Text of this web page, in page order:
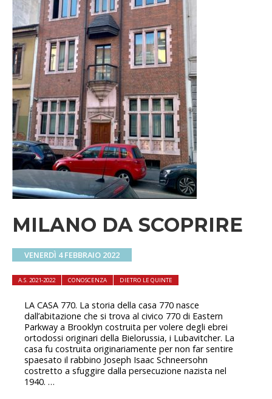
MILANO DA SCOPRIRE
VENERDÌ 4 FEBBRAIO 2022
A.S. 2021-2022 CONOSCENZA DIETRO LE QUINTE
LA CASA 770. La storia della casa 770 nasce
dall’abitazione che si trova al civico 770 di Eastern
Parkway a Brooklyn costruita per volere degli ebrei
ortodossi originari della Bielorussia, i Lubavitcher. La
casa fu costruita originariamente per non far sentire
spaesato il rabbino Joseph Isaac Schneersohn
costretto a sfuggire dalla persecuzione nazista nel
1940. …